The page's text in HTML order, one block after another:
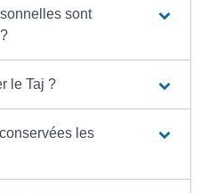
sont
le Taj ?
les